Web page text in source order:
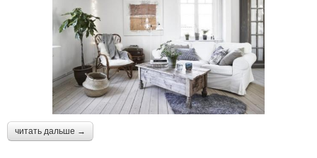
читать дальше →